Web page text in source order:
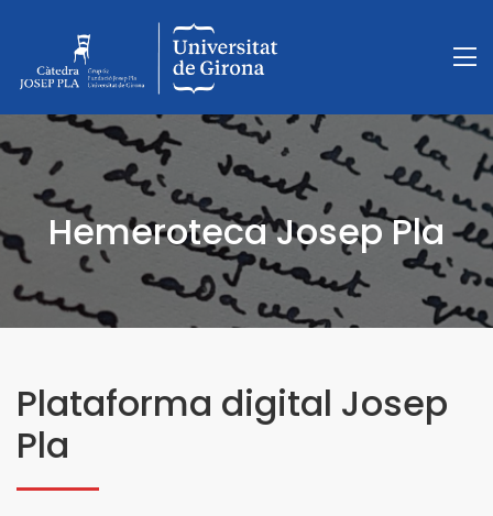
Hemeroteca Josep Pla
Plataforma digital Josep
Pla